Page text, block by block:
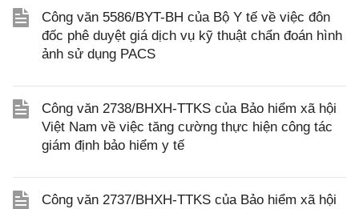
Công văn 5586/BYT-BH của Bộ Y tế về việc đôn
đốc phê duyệt giá dịch vụ kỹ thuật chẩn đoán hình
ảnh sử dụng PACS
Công văn 2738/BHXH-TTKS của Bảo hiểm xã hội
Việt Nam về việc tăng cường thực hiện công tác
giám định bảo hiểm y tế
Công văn 2737/BHXH-TTKS của Bảo hiểm xã hội